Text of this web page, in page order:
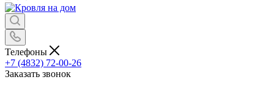
Телефоны
+7 (4832) 72-00-26
Заказать звонок